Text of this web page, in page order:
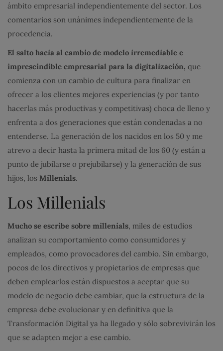
ámbito empresarial independientemente del sector. Los
comentarios son unánimes independientemente de la
procedencia.
El salto hacia al cambio de modelo irremediable e
imprescindible empresarial para la digitalización, que
comienza con un cambio de cultura para finalizar en
ofrecer a los clientes mejores experiencias (y por tanto
hacerlas más productivas y competitivas) choca de lleno y
enfrenta a dos generaciones que están condenadas a no
entenderse. La generación de los nacidos en los 50 y me
atrevo a decir hasta la primera mitad de los 60 (y están a
punto de jubilarse o prejubilarse) y la generación de sus
hijos, los Millenials.
Los Millenials
Mucho se escribe sobre millenials, miles de estudios
analizan su comportamiento como consumidores y
empleados, como provocadores del cambio. Sin embargo,
pocos de los directivos y propietarios de empresas que
deben emplearlos están dispuestos a aceptar que su
modelo de negocio debe cambiar, que la estructura de la
empresa debe evolucionar y en definitiva que la
Transformación Digital ya ha llegado y sólo sobrevivirán los
que se adapten mejor a ese cambio.